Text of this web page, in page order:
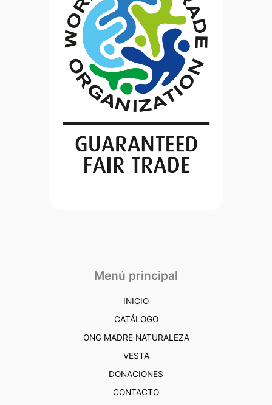
Menú principal
INICIO
CATÁLOGO
ONG MADRE NATURALEZA
VESTA
DONACIONES
CONTACTO